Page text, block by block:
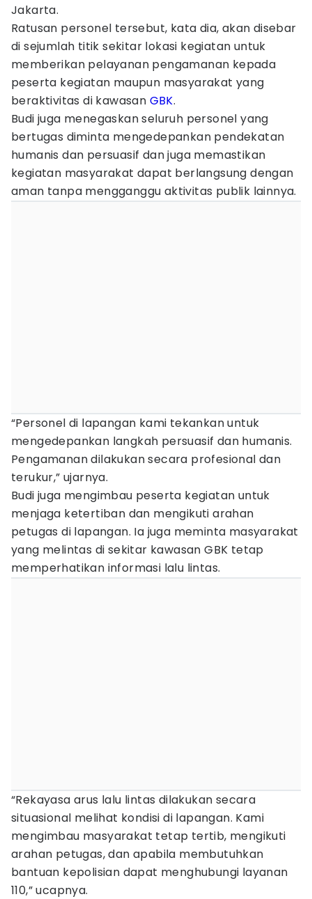
Jakarta.
Ratusan personel tersebut, kata dia, akan disebar
di sejumlah titik sekitar lokasi kegiatan untuk
memberikan pelayanan pengamanan kepada
peserta kegiatan maupun masyarakat yang
beraktivitas di kawasan GBK.
Budi juga menegaskan seluruh personel yang
bertugas diminta mengedepankan pendekatan
humanis dan persuasif dan juga memastikan
kegiatan masyarakat dapat berlangsung dengan
aman tanpa mengganggu aktivitas publik lainnya.
“Personel di lapangan kami tekankan untuk
mengedepankan langkah persuasif dan humanis.
Pengamanan dilakukan secara profesional dan
terukur,” ujarnya.
Budi juga mengimbau peserta kegiatan untuk
menjaga ketertiban dan mengikuti arahan
petugas di lapangan. Ia juga meminta masyarakat
yang melintas di sekitar kawasan GBK tetap
memperhatikan informasi lalu lintas.
“Rekayasa arus lalu lintas dilakukan secara
situasional melihat kondisi di lapangan. Kami
mengimbau masyarakat tetap tertib, mengikuti
arahan petugas, dan apabila membutuhkan
bantuan kepolisian dapat menghubungi layanan
110,” ucapnya.